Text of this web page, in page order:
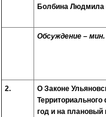
Болбина
Обсуждение –
2.
О Законе
год и на плановый